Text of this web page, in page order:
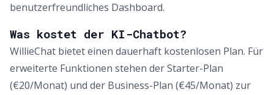
benutzerfreundliches Dashboard.
Was kostet der KI-Chatbot?
WillieChat bietet einen dauerhaft kostenlosen Plan. Für
erweiterte Funktionen stehen der Starter-Plan
(€20/Monat) und der Business-Plan (€45/Monat) zur